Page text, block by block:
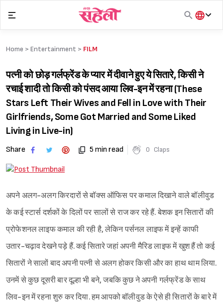
content
हिंदी
Home > Entertainment > FILM
पत्नी को छोड़ गर्लफ्रेंड के प्यार में दीवाने हुए ये सितारे, किसी ने
रचाई शादी तो किसी को पंसद आया लिव-इन में रहना (These
Stars Left Their Wives and Fell in Love with Their
Girlfriends, Some Got Married and Some Liked
Living in Live-in)
Share 5 min read 0 Claps
अपने अलग-अलग किरदारों से बॉक्स ऑफिस पर कमाल दिखाने वाले बॉलीवुड
के कई स्टार्स दर्शकों के दिलों पर सालों से राज कर रहे हैं. बेशक इन सितारों की
प्रोफेशनल लाइफ कमाल की रही है, लेकिन पर्सनल लाइफ में इन्हें काफी
उतार-चढ़ाव देखने पड़े हैं. कई सितारे जहां अपनी मैरिड लाइफ में खुश हैं तो कई
सितारों ने सालों बाद अपनी पत्नी से अलग होकर किसी और का हाथ थाम लिया.
उनमें से कुछ दूसरी बार दूल्हा भी बने, जबकि कुछ ने अपनी गर्लफ्रेंड के साथ
लिव-इन में रहना शुरु कर दिया. हम आपको बॉलीवुड के ऐसे ही सितारों के बारे में